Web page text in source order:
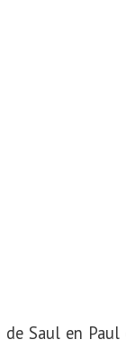
Saul en